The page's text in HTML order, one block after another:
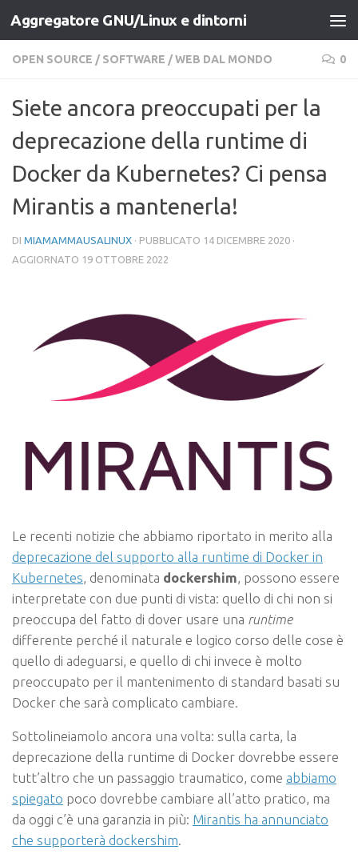
Salta al contenuto
Aggregatore GNU/Linux e dintorni
OPEN SOURCE / SOFTWARE /WEB DAL MONDO 0
Siete ancora preoccupati per la
deprecazione della runtime di
Docker da Kubernetes? Ci pensa
Mirantis a mantenerla!
DI MIAMAMMAUSALINUX · PUBBLICATO 14 DICEMBRE 2020 ·
AGGIORNATO 19 OTTOBRE 2022
Le recenti notizie che abbiamo riportato in merito alla
deprecazione del supporto alla runtime di Docker in
Kubernetes , denominata dockershim , possono essere
interpretate con due punti di vista: quello di chi non si
preoccupa del fatto di dover usare una runtime
differente perché il naturale e logico corso delle cose è
quello di adeguarsi, e quello di chi invece è molto
preoccupato per il mantenimento di standard basati su
Docker che sarà complicato cambiare.
Sottolineiamolo ancora una volta: sulla carta, la
deprecazione della runtime di Docker dovrebbe essere
tutt’altro che un passaggio traumatico, come abbiamo
spiegato poco dovrebbe cambiare all’atto pratico, ma
da oggi c’è una garanzia in più: Mirantis ha annunciato
che supporterà dockershim.